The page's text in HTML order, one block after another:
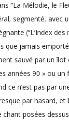
“La Mélodie, le
segmenté, avec
(“L’Index
que jamais
sauvé par un îlot
années 90 » ou un
ce n’est pas par
par hasard, et
chant posées